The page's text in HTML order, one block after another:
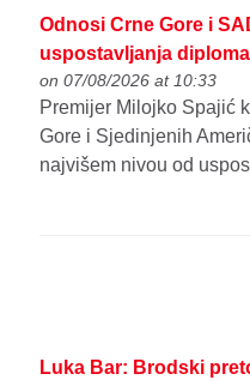
Odnosi Crne Gore i
uspostavljanja
on 07/08/2026 at 10:33
Premijer Milojko Spajić
Gore i Sjedinjenih
najvišem nivou od
Luka Bar: Brodski